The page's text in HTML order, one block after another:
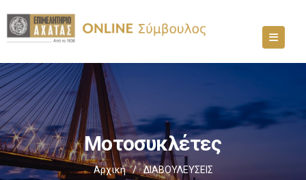
Μοτοσυκλέτες
Αρχική / ΔΙΑΒΟΥΛΕΥΣΕΙΣ